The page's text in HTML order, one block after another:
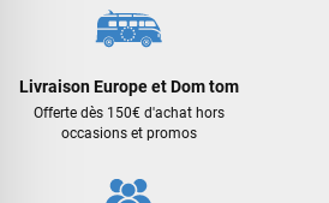
Livraison Europe et Dom tom
Offerte dès 150€ d'achat hors
occasions et promos